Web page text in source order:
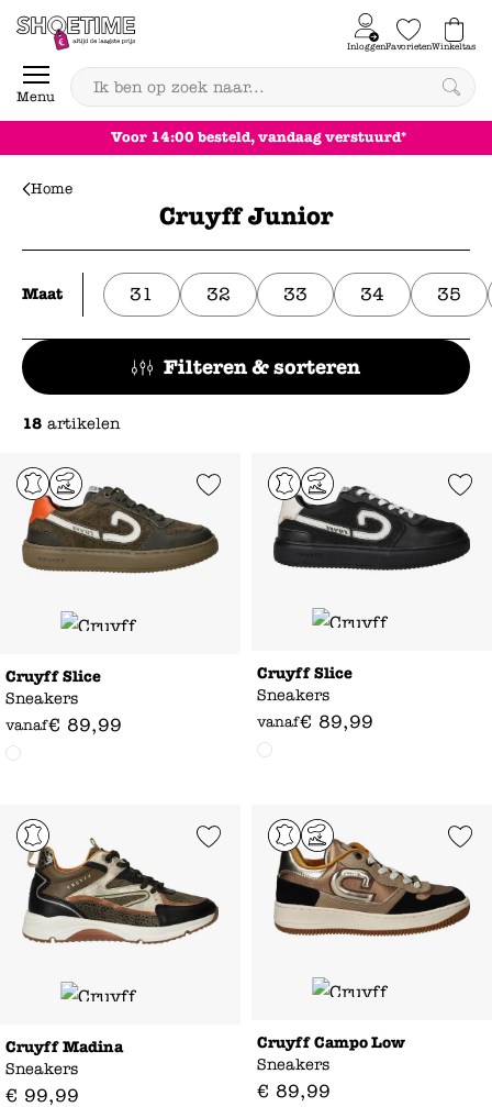
Skip to content
Menu
InloggenFavorietenWinkeltas
0
Voor 14:00 besteld, vandaag verstuurd*
Home
Cruyff Junior
Maat 31 32 33 34 35
Filteren & sorteren
18 artikelen
Add to Wishlist
Cruyff Slice
Sneakers
vanaf€ 89,99
Add to
Cruyff Slice
Sneakers
vanaf€ 89,99
Add to Wishlist
Cruyff Madina
Sneakers
€ 99,99
Add to
Cruyff Campo Low
Sneakers
€ 89,99